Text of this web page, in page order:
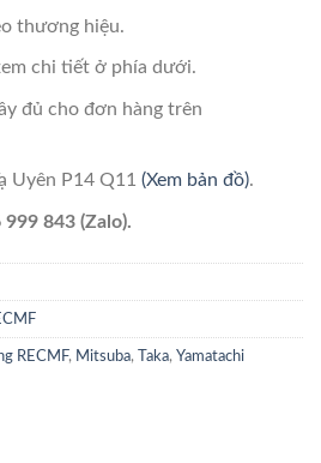
thương hiệu.
chi tiết ở phía dưới.
đủ cho đơn hàng trên
Uyên P14 Q11 (Xem bản đồ).
999 843 (Zalo).
RECMF, Mitsuba, Taka, Yamatachi